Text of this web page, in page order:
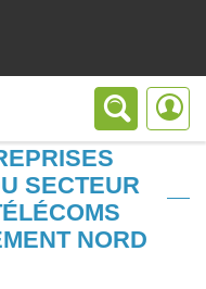
SECTEUR
NORD